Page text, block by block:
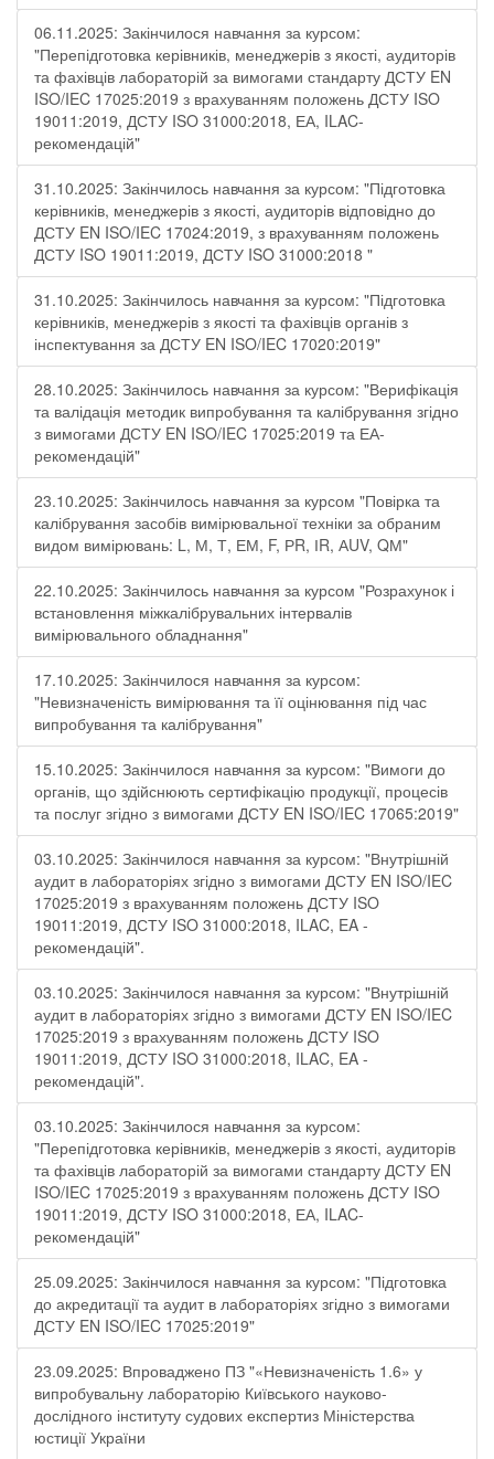
06.11.2025: Закінчилося навчання за курсом:
"Перепідготовка керівників, менеджерів з якості, аудиторів
та фахівців лабораторій за вимогами стандарту ДСТУ EN
ISO/IEC 17025:2019 з врахуванням положень ДСТУ ISO
19011:2019, ДСТУ ISO 31000:2018, ЕА, ILAC-
рекомендацій"
31.10.2025: Закінчилось навчання за курсом: "Підготовка
керівників, менеджерів з якості, аудиторів відповідно до
ДСТУ EN ISO/IEC 17024:2019, з врахуванням положень
ДСТУ ISO 19011:2019, ДСТУ ISO 31000:2018 "
31.10.2025: Закінчилось навчання за курсом: "Підготовка
керівників, менеджерів з якості та фахівців органів з
інспектування за ДСТУ EN ISO/IEC 17020:2019"
28.10.2025: Закінчилось навчання за курсом: "Верифікація
та валідація методик випробування та калібрування згідно
з вимогами ДСТУ EN ISO/IEC 17025:2019 та ЕА-
рекомендацій"
23.10.2025: Закінчилось навчання за курсом "Повірка та
калібрування засобів вимірювальної техніки за обраним
видом вимірювань: L, М, Т, ЕМ, F, РR, ІR, АUV, QМ"
22.10.2025: Закінчилось навчання за курсом "Розрахунок і
встановлення міжкалібрувальних інтервалів
вимірювального обладнання"
17.10.2025: Закінчилося навчання за курсом:
"Невизначеність вимірювання та її оцінювання під час
випробування та калібрування"
15.10.2025: Закінчилося навчання за курсом: "Вимоги до
органів, що здійснюють сертифікацію продукції, процесів
та послуг згідно з вимогами ДСТУ EN ISO/IEC 17065:2019"
03.10.2025: Закінчилося навчання за курсом: "Внутрішній
аудит в лабораторіях згідно з вимогами ДСТУ EN ISO/IEC
17025:2019 з врахуванням положень ДСТУ ISO
19011:2019, ДСТУ ISO 31000:2018, ILAC, EA -
рекомендацій".
03.10.2025: Закінчилося навчання за курсом: "Внутрішній
аудит в лабораторіях згідно з вимогами ДСТУ EN ISO/IEC
17025:2019 з врахуванням положень ДСТУ ISO
19011:2019, ДСТУ ISO 31000:2018, ILAC, EA -
рекомендацій".
03.10.2025: Закінчилося навчання за курсом:
"Перепідготовка керівників, менеджерів з якості, аудиторів
та фахівців лабораторій за вимогами стандарту ДСТУ EN
ISO/IEC 17025:2019 з врахуванням положень ДСТУ ISO
19011:2019, ДСТУ ISO 31000:2018, ЕА, ILAC-
рекомендацій"
25.09.2025: Закінчилося навчання за курсом: "Підготовка
до акредитації та аудит в лабораторіях згідно з вимогами
ДСТУ EN ISO/IEC 17025:2019"
23.09.2025: Впроваджено ПЗ "«Невизначеність 1.6» у
випробувальну лабораторію Київського науково-
дослідного інституту судових експертиз Міністерства
юстиції України